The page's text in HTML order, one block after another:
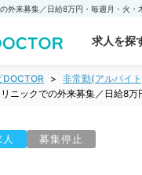
求人を探
非常勤(アルバイ
リニックでの外来募集／日給8
募集停止